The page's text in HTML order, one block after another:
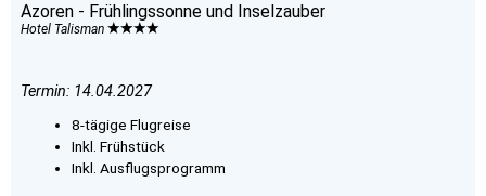
Azoren - Frühlingssonne und Inselzauber
Hotel Talisman
Termin: 14.04.2027
8-tägige Flugreise
Inkl. Frühstück
Inkl. Ausflugsprogramm